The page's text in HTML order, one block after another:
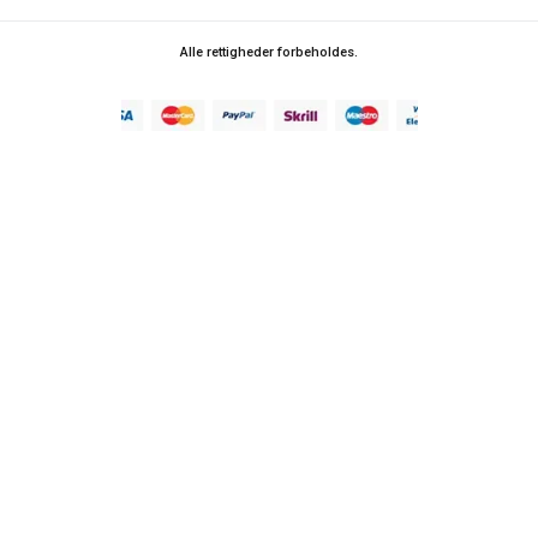
Alle rettigheder forbeholdes.